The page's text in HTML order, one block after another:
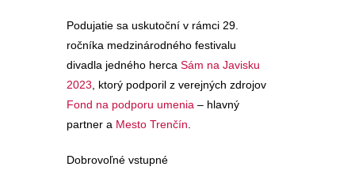
Podujatie sa uskutoční v rámci 29.
ročníka medzinárodného festivalu
divadla jedného herca Sám na Javisku
2023 , ktorý podporil z verejných zdrojov
Fond na podporu umenia – hlavný
partner a Mesto Trenčín
Dobrovoľné vstupné